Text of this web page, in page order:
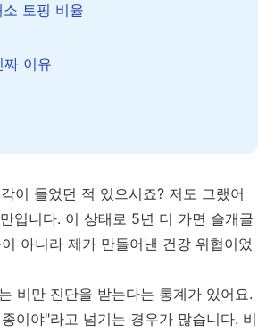
소 토핑 비율
짜 이유
이 들었던 적 있으시죠? 저도 그랬어
입니다. 이 상태로 5년 더 가면 슬개골
아니라 제가 만들어낸 건강 위협이었
비만 진단을 받는다는 통계가 있어요.
이야"라고 넘기는 경우가 많습니다. 비